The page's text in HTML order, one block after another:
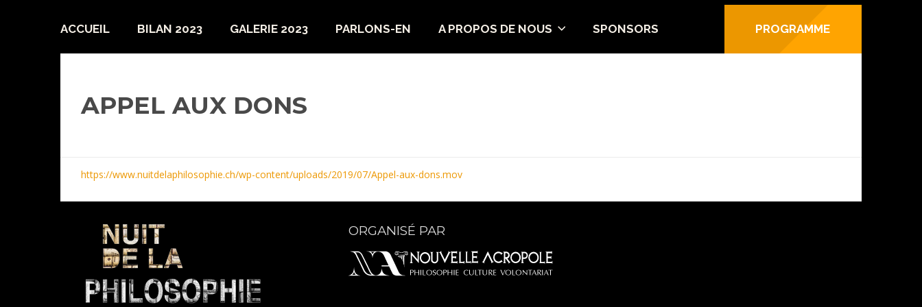
PROGRAMME
ACCUEIL BILAN 2023 GALERIE 2023 PARLONS-EN A PROPOS DE NOUS SPONSORS
APPEL AUX DONS
https://www.nuitdelaphilosophie.ch/wp-content/uploads/2019/07/Appel-aux-dons.mov
ORGANISÉ PAR